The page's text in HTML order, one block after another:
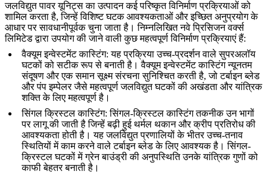
जलविद्युत पावर यूनिट्स का उत्पादन कई परिष्कृत विनिर्माण प्रक्रियाओं को
शामिल करता है, जिन्हें विशिष्ट घटक आवश्यकताओं और इच्छित अनुप्रयोग के
आधार पर सावधानीपूर्वक चुना जाता है। निम्नलिखित नवे प्रिसिजन वर्क्स
लिमिटेड द्वारा उपयोग की जाने वाली कुछ महत्वपूर्ण विनिर्माण प्रक्रियाएं हैं:
वैक्यूम इन्वेस्टमेंट कास्टिंग: यह प्रक्रिया उच्च-प्रदर्शन वाले सुपरअलॉय
घटकों को सटीक रूप से बनाती है।वैक्यूम इन्वेस्टमेंट कास्टिंगन्यूनतम
संदूषण और एक समान सूक्ष्म संरचना सुनिश्चित करती है, जो टर्बाइन ब्लेड
और पंप इम्पेलर जैसे महत्वपूर्ण जलविद्युत घटकों की अखंडता और यांत्रिक
शक्ति के लिए महत्वपूर्ण है।
सिंगल क्रिस्टल कास्टिंग:सिंगल-क्रिस्टल कास्टिंगतकनीक उन भागों
पर लागू की जाती है जिन्हें बढ़ी हुई थर्मल थकान और क्रीप प्रतिरोध की
आवश्यकता होती है। यह जलविद्युत प्रणालियों के भीतर उच्च-तनाव
स्थितियों में काम करने वाले टर्बाइन ब्लेड के लिए आवश्यक है। सिंगल-
क्रिस्टल घटकों में ग्रेन बाउंड्री की अनुपस्थिति उनके यांत्रिक गुणों को
काफी बेहतर बनाती है।